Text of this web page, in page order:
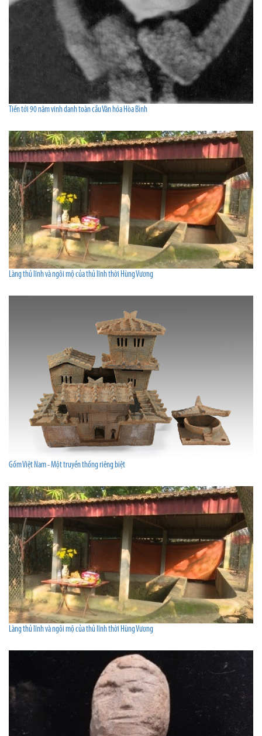
Tiến tới 90 năm vinh danh toàn cầu Văn hóa Hòa Bình
Làng thủ lĩnh và ngôi mộ của thủ lĩnh thời Hùng Vương
Gốm Việt Nam - Một truyền thống riêng biệt
Làng thủ lĩnh và ngôi mộ của thủ lĩnh thời Hùng Vương